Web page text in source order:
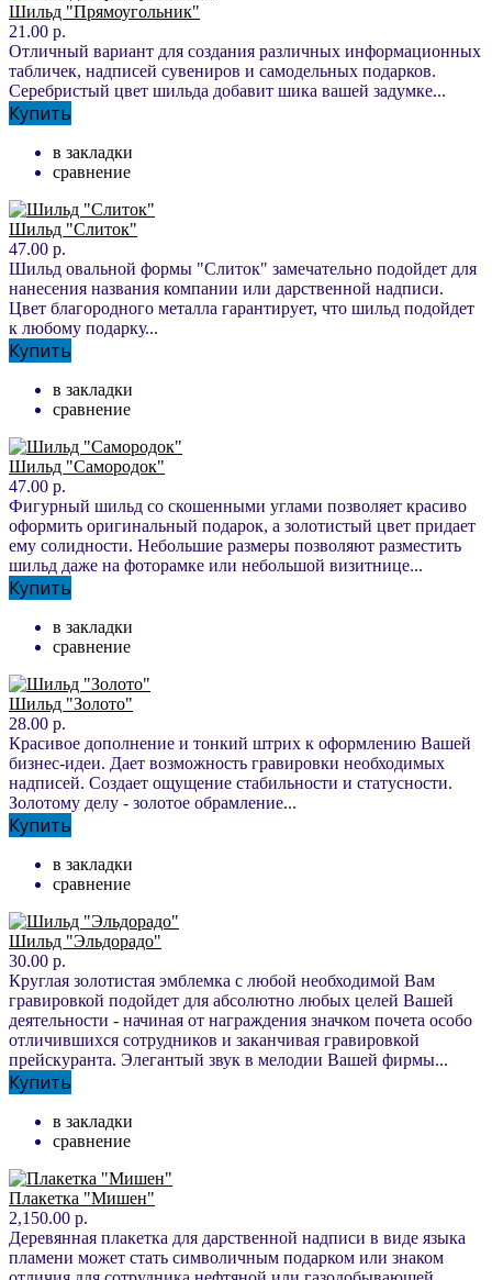
Шильд "Прямоугольник"
21.00 р.
Отличный вариант для создания различных информационных
табличек, надписей сувениров и самодельных подарков.
Серебристый цвет шильда добавит шика вашей задумке...
Купить
в закладки
сравнение
Шильд "Слиток"
47.00 р.
Шильд овальной формы "Слиток" замечательно подойдет для
нанесения названия компании или дарственной надписи.
Цвет благородного металла гарантирует, что шильд подойдет
к любому подарку...
Купить
в закладки
сравнение
Шильд "Самородок"
47.00 р.
Фигурный шильд со скошенными углами позволяет красиво
оформить оригинальный подарок, а золотистый цвет придает
ему солидности. Небольшие размеры позволяют разместить
шильд даже на фоторамке или небольшой визитнице...
Купить
в закладки
сравнение
Шильд "Золото"
28.00 р.
Красивое дополнение и тонкий штрих к оформлению Вашей
бизнес-идеи. Дает возможность гравировки необходимых
надписей. Создает ощущение стабильности и статусности.
Золотому делу - золотое обрамление...
Купить
в закладки
сравнение
Шильд "Эльдорадо"
30.00 р.
Круглая золотистая эмблемка с любой необходимой Вам
гравировкой подойдет для абсолютно любых целей Вашей
деятельности - начиная от награждения значком почета особо
отличившихся сотрудников и заканчивая гравировкой
прейскуранта. Элегантый звук в мелодии Вашей фирмы...
Купить
в закладки
сравнение
Плакетка "Мишен"
2,150.00 р.
Деревянная плакетка для дарственной надписи в виде языка
пламени может стать символичным подарком или знаком